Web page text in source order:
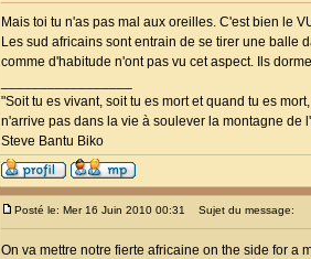
Mais toi tu n'as pas mal aux oreilles. C'est bien le
Les sud africains sont entrain de se tirer une balle
comme d'habitude n'ont pas vu cet aspect. Ils
"Soit tu es vivant, soit tu es mort et quand tu es
n'arrive pas dans la vie à soulever la montagne de
Steve Bantu Biko
Posté le: Mer 16 Juin 2010 00:31 Sujet du message:
On va mettre notre fierte africaine on the side for a